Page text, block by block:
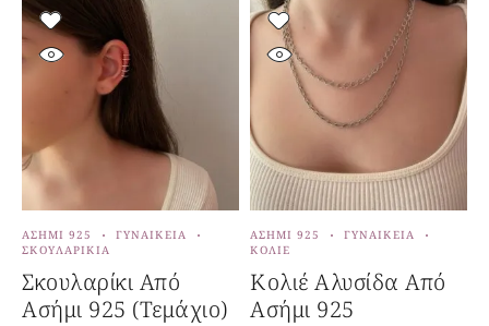
ΑΣΉΜΙ 925
ΓΥΝΑΙΚΕΊΑ
ΣΚΟΥΛΑΡΊΚΙΑ
Σκουλαρίκι Από
Ασήμι 925 (τεμάχιο)
ΑΣΉΜΙ 925
ΓΥΝΑΙΚΕΊΑ
ΚΟΛΙΈ
Κολιέ Αλυσίδα Από
Ασήμι 925